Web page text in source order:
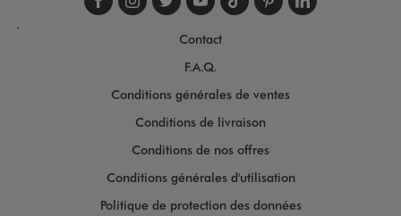
Suivez-nous sur
Suivez-nous sur
Suivez-nous sur
Suivez-nous
Suivez-nous
Suivez-
.
Contact
F.A.Q.
Conditions générales de ventes
Conditions de livraison
Conditions de nos offres
Conditions générales d'utilisation
Politique de protection des données